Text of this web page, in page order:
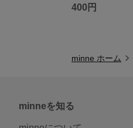
400円
minne ホーム
minneを知る